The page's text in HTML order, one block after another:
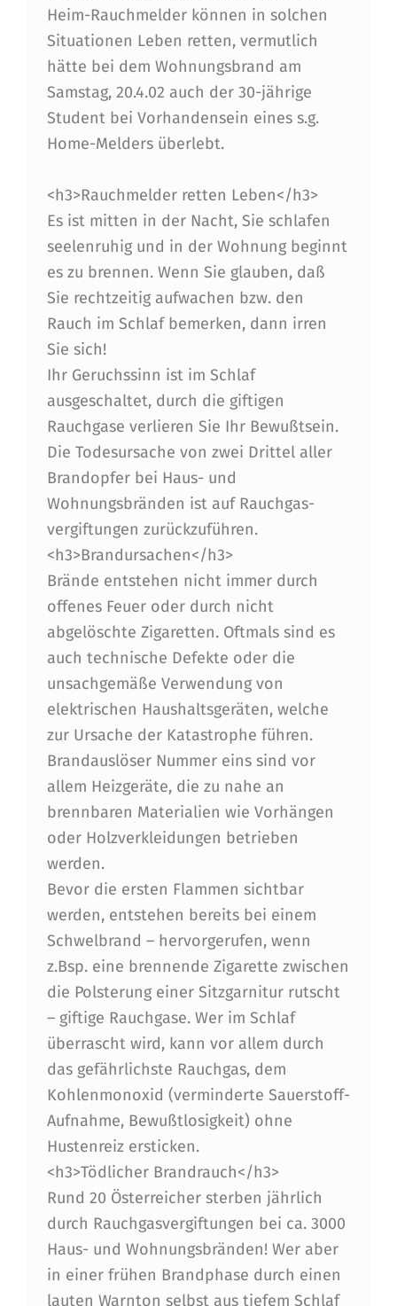
Heim-Rauchmelder können in solchen
Situationen Leben retten, vermutlich
hätte bei dem Wohnungsbrand am
Samstag, 20.4.02 auch der 30-jährige
Student bei Vorhandensein eines s.g.
Home-Melders überlebt.
<h3>Rauchmelder retten Leben</h3>
Es ist mitten in der Nacht, Sie schlafen
seelenruhig und in der Wohnung beginnt
es zu brennen. Wenn Sie glauben, daß
Sie rechtzeitig aufwachen bzw. den
Rauch im Schlaf bemerken, dann irren
Sie sich!
Ihr Geruchssinn ist im Schlaf
ausgeschaltet, durch die giftigen
Rauchgase verlieren Sie Ihr Bewußtsein.
Die Todesursache von zwei Drittel aller
Brandopfer bei Haus- und
Wohnungsbränden ist auf Rauchgas-
vergiftungen zurückzuführen.
<h3>Brandursachen</h3>
Brände entstehen nicht immer durch
offenes Feuer oder durch nicht
abgelöschte Zigaretten. Oftmals sind es
auch technische Defekte oder die
unsachgemäße Verwendung von
elektrischen Haushaltsgeräten, welche
zur Ursache der Katastrophe führen.
Brandauslöser Nummer eins sind vor
allem Heizgeräte, die zu nahe an
brennbaren Materialien wie Vorhängen
oder Holzverkleidungen betrieben
werden.
Bevor die ersten Flammen sichtbar
werden, entstehen bereits bei einem
Schwelbrand – hervorgerufen, wenn
z.Bsp. eine brennende Zigarette zwischen
die Polsterung einer Sitzgarnitur rutscht
– giftige Rauchgase. Wer im Schlaf
überrascht wird, kann vor allem durch
das gefährlichste Rauchgas, dem
Kohlenmonoxid (verminderte Sauerstoff-
Aufnahme, Bewußtlosigkeit) ohne
Hustenreiz ersticken.
<h3>Tödlicher Brandrauch</h3>
Rund 20 Österreicher sterben jährlich
durch Rauchgasvergiftungen bei ca. 3000
Haus- und Wohnungsbränden! Wer aber
in einer frühen Brandphase durch einen
lauten Warnton selbst aus tiefem Schlaf